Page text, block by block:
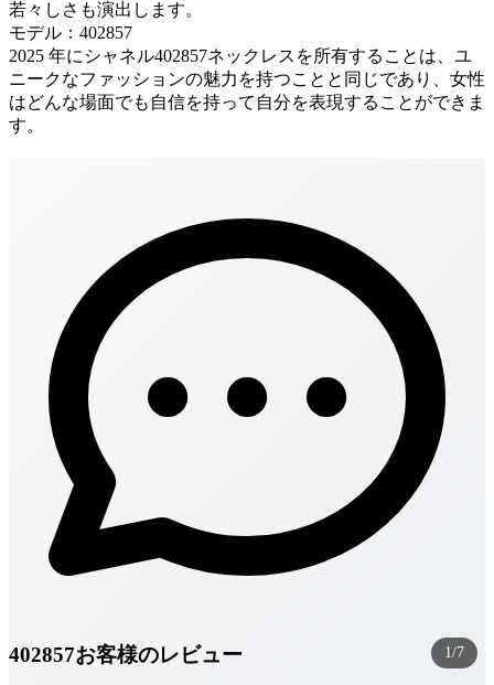
1/7
若々しさも演出します。
モデル：402857
2025 年にシャネル402857ネックレスを所有することは、ユ
ニークなファッションの魅力を持つことと同じであり、女性
はどんな場面でも自信を持って自分を表現することができま
す。
402857お客様のレビュー